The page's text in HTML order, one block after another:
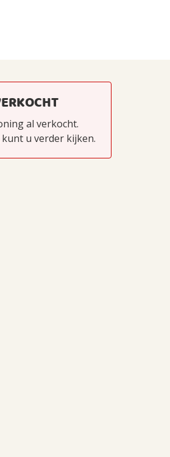
al verkocht.
kunt u verder kijken.